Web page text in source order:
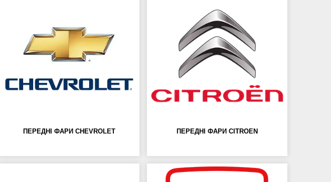
ПЕРЕДНІ ФАРИ CHEVROLET ПЕРЕДНІ ФАРИ CITROEN